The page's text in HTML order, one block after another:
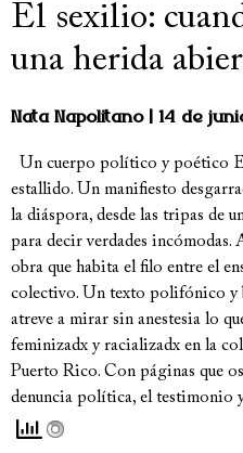
El sexilio:
una herida
Nata Napolitano 14 de
Un cuerpo político y poético
estallido. Un manifiesto
la diáspora, desde las tripas de
para decir verdades incómodas.
obra que habita el filo entre el
colectivo. Un texto polifónico y
atreve a mirar sin anestesia lo
feminizadx y racializadx en la
Puerto Rico. Con páginas que
denuncia política, el testimonio